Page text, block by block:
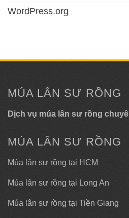
WordPress.org
MÚA LÂN SƯ RỒNG
Dịch vụ múa lân sư rồng
MÚA LÂN SƯ RỒNG
Múa lân sư rồng tại HCM
Múa lân sư rồng tại Long An
Múa lân sư rồng tại Tiền Giang